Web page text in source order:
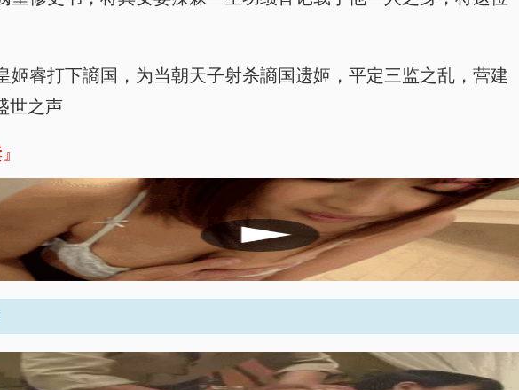
睿打下謪国，为当朝天子射杀謪国遗姬，平定三监之乱，营建
世之声